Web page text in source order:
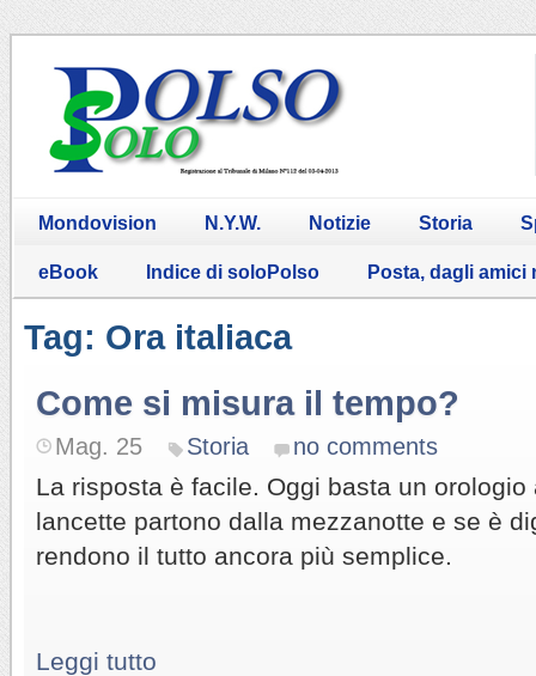
Mondovision N.Y.W. Notizie Storia
eBook Indice di soloPolso Posta, dagli amici
Tag: Ora italiaca
Come si misura il tempo?
Mag. 25 Storia no comments
La risposta è facile. Oggi basta un
lancette partono dalla mezzanotte e se è
rendono il tutto ancora più semplice.
Leggi tutto